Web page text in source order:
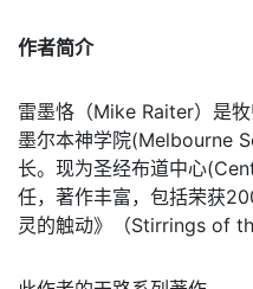
作者简介
雷墨恪（Mike Raiter）是
墨尔本神学院(Melbourne
长。现为圣经布道中心
任，著作丰富，包括荣获
灵的触动》（Stirrings of